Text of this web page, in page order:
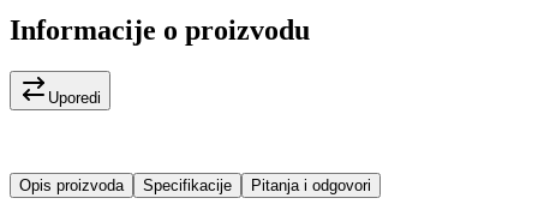
Informacije o proizvodu
Uporedi
Opis proizvoda Specifikacije Pitanja i odgovori